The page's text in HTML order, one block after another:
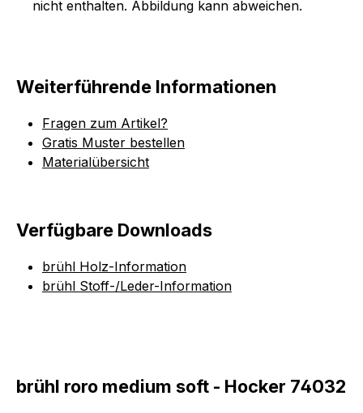
nicht enthalten. Abbildung kann abweichen.
Weiterführende Informationen
Fragen zum Artikel?
Gratis Muster bestellen
Materialübersicht
Verfügbare Downloads
brühl Holz-Information
brühl Stoff-/Leder-Information
brühl roro medium soft - Hocker 74032